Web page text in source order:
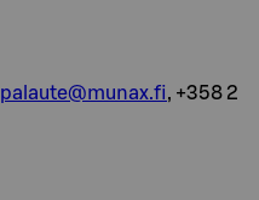
palaute@munax.fi, +358 2